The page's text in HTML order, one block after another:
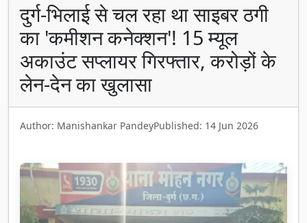
दुर्ग-भिलाई से चल रहा था साइबर ठगी
का 'कमीशन कनेक्शन'! 15 म्यूल
अकाउंट सप्लायर गिरफ्तार, करोड़ों के
लेन-देन का खुलासा
Author: Manishankar PandeyPublished: 14 Jun 2026